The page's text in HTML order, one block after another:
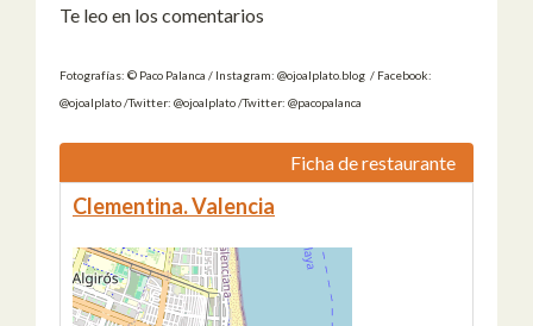
Te leo en los comentarios
Fotografías: © Paco Palanca / Instagram: @ojoalplato.blog / Facebook:
@ojoalplato /Twitter: @ojoalplato /Twitter: @pacopalanca
Ficha de restaurante
Clementina. Valencia